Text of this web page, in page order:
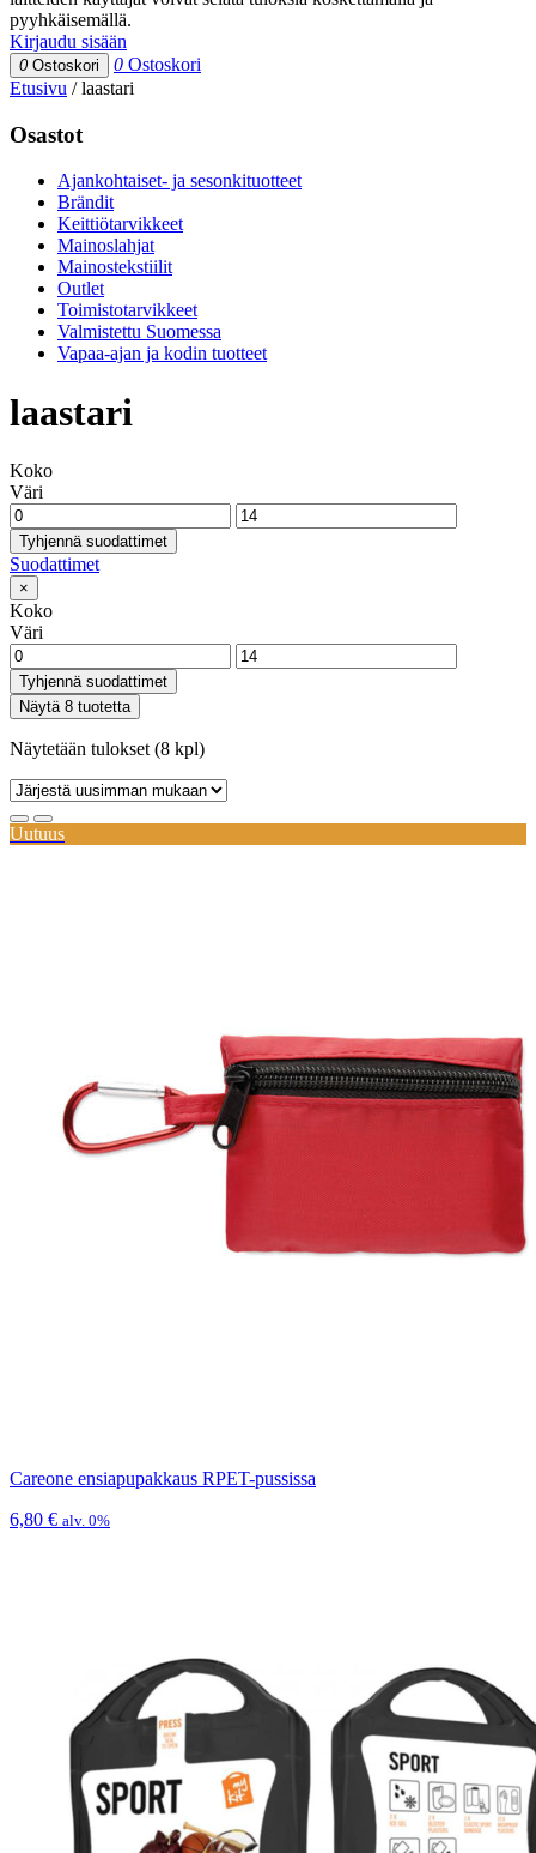
pyyhkäisemällä.
Kirjaudu sisään
0 Ostoskori 0 Ostoskori
Etusivu /laastari
Osastot
Ajankohtaiset- ja sesonkituotteet
Brändit
Keittiötarvikkeet
Mainoslahjat
Mainostekstiilit
Outlet
Toimistotarvikkeet
Valmistettu Suomessa
Vapaa-ajan ja kodin tuotteet
laastari
Koko
Väri
Tyhjennä suodattimet
Suodattimet
×
Koko
Väri
Tyhjennä suodattimet
Näytä 8 tuotetta
Näytetään tulokset (8 kpl)
Uutuus
Careone ensiapupakkaus RPET-pussissa
6,80 € alv. 0%